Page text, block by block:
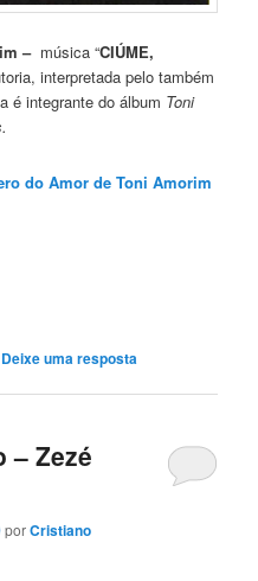
– música “CIÚME,
interpretada pelo também
é integrante do álbum Toni
do Amor de Toni Amorim
Deixe uma resposta
– Zezé
porCristiano